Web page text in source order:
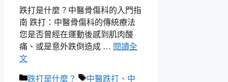
跌打是什麼？中醫骨傷科的入門指
南 跌打：中醫骨傷科的傳統療法
您是否曾經在運動後感到肌肉酸
痛、或是意外跌倒造成 … 閱讀全
文
分
跌打是什麼？
標
中醫跌打 、 中